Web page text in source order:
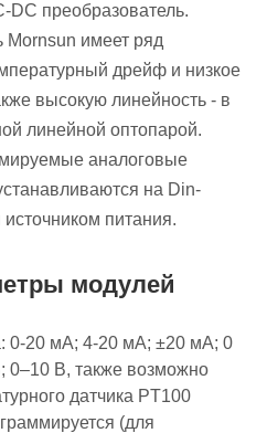
преобразователь.
Mornsun имеет ряд
дрейф и низкое
высокую линейность - в
линейной оптопарой.
аналоговые
на Din-
питания.
модулей
0-20 мA; 4-20 мA; ±20 мA; 0
0–10 В, также возможно
датчика PT100
(для